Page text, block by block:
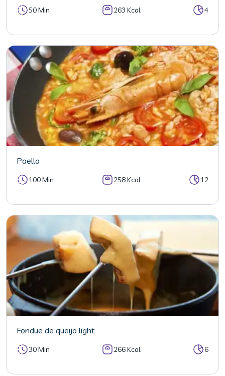
50 Min 263 Kcal 4
Paella
100 Min 258 Kcal 12
Fondue de queijo light
30 Min 266 Kcal 6